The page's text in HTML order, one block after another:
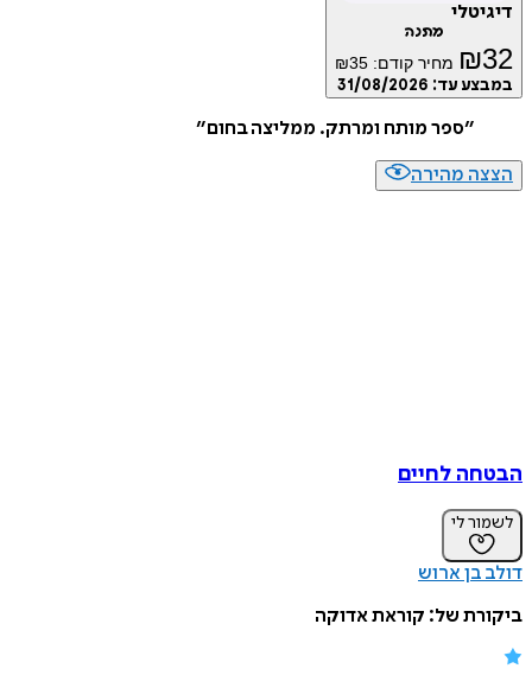
דיגיטלי
מתנה
₪32 מחיר קודם: ₪35
במבצע עד: 31/08/2026
״ספר מותח ומרתק. ממליצה בחום״
הצצה מהירה
הבטחה לחיים
לשמור לי
דולב בן ארוש
ביקורת של: קוראת אדוקה